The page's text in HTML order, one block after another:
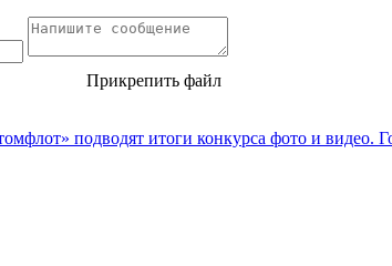
Прикрепить файл
подводят итоги конкурса фото и